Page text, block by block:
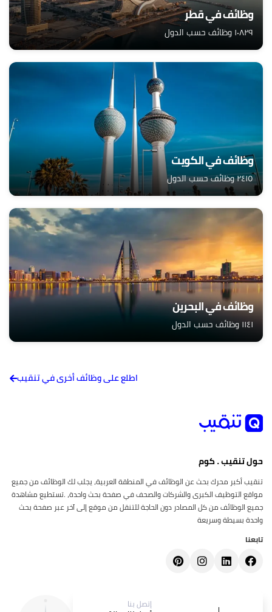
وظائف في قطر
١٠٨٢٩ وظائف حسب الدول
وظائف في الكويت
٢٤١٥ وظائف حسب الدول
وظائف في البحرين
١١٤١ وظائف حسب الدول
اطلع على وظائف أخرى في تنقيب
حول تنقيب . كوم
تنقيب أكبر محرك بحث عن الوظائف في المنطقة العربية، يجلب لك الوظائف من جميع
مواقع التوظيف الكبرى والشركات والصحف في صفحة بحث واحدة، .تستطيع مشاهدة
جميع الوظائف من كل المصادر دون الحاجة للتنقل من موقع إلى آخر عبر صفحة بحث
واحدة بسيطة وسريعة
تابعنا
إتصل بنا